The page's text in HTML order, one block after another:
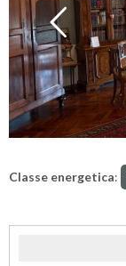
Classe energetica: